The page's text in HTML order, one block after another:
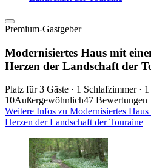
Premium-Gastgeber
Modernisiertes Haus mit
Herzen der Landschaft der
Platz für 3 Gäste · 1 Schlafzimmer ·
10Außergewöhnlich47 Bewertungen
Weitere Infos zu Modernisiertes
Herzen der Landschaft der Touraine